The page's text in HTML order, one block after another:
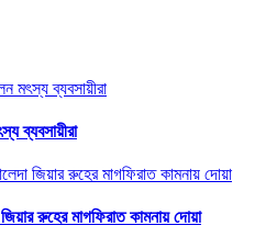
ব্যবসায়ীরা
রুহের মাগফিরাত কামনায় দোয়া